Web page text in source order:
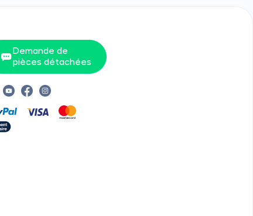
Demande de
pièces détachées